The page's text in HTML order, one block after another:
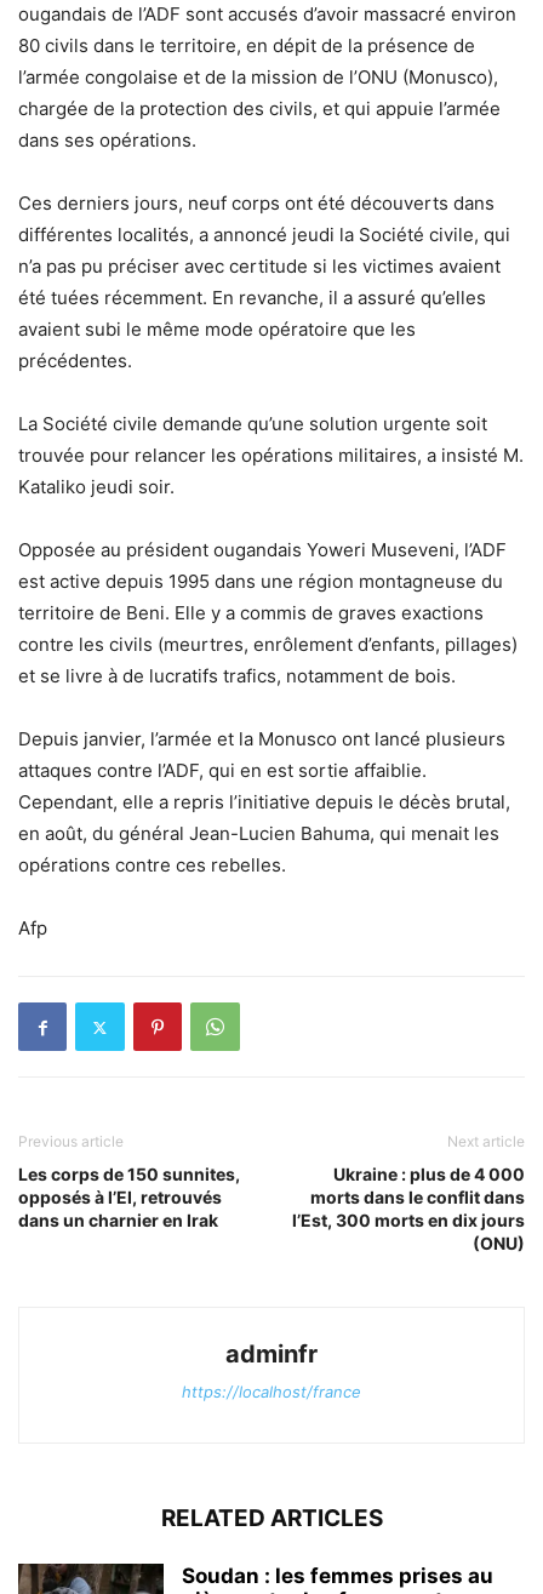
ougandais de l’ADF sont accusés d’avoir massacré environ
80 civils dans le territoire, en dépit de la présence de
l’armée congolaise et de la mission de l’ONU (Monusco),
chargée de la protection des civils, et qui appuie l’armée
dans ses opérations.
Ces derniers jours, neuf corps ont été découverts dans
différentes localités, a annoncé jeudi la Société civile, qui
n’a pas pu préciser avec certitude si les victimes avaient
été tuées récemment. En revanche, il a assuré qu’elles
avaient subi le même mode opératoire que les
précédentes.
La Société civile demande qu’une solution urgente soit
trouvée pour relancer les opérations militaires, a insisté M.
Kataliko jeudi soir.
Opposée au président ougandais Yoweri Museveni, l’ADF
est active depuis 1995 dans une région montagneuse du
territoire de Beni. Elle y a commis de graves exactions
contre les civils (meurtres, enrôlement d’enfants, pillages)
et se livre à de lucratifs trafics, notamment de bois.
Depuis janvier, l’armée et la Monusco ont lancé plusieurs
attaques contre l’ADF, qui en est sortie affaiblie.
Cependant, elle a repris l’initiative depuis le décès brutal,
en août, du général Jean-Lucien Bahuma, qui menait les
opérations contre ces rebelles.
Afp
Previous article
Les corps de 150 sunnites,
opposés à l’EI, retrouvés
dans un charnier en Irak
Next article
Ukraine : plus de 4 000
morts dans le conflit dans
l’Est, 300 morts en dix jours
(ONU)
adminfr
https://localhost/france
RELATED ARTICLES
Soudan : les femmes prises au